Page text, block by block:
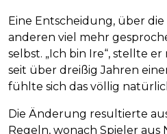
Eine Entscheidung, über
anderen viel mehr
selbst. „Ich bin Ire“, stellte
seit über dreißig Jahren
fühlte sich das völlig
Die Änderung resultierte
Regeln, wonach Spieler